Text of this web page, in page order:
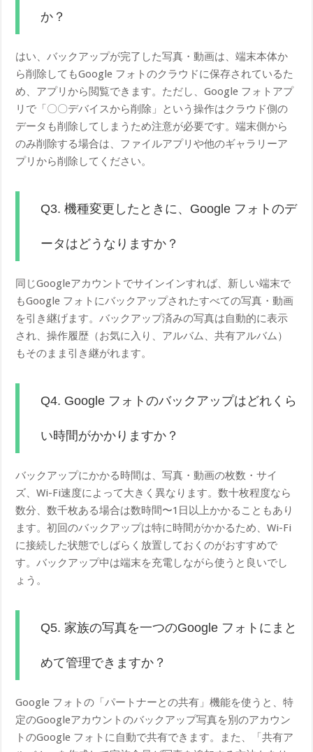
か？
はい、バックアップが完了した写真・動画は、端末本体か
ら削除してもGoogle フォトのクラウドに保存されているた
め、アプリから閲覧できます。ただし、Google フォトアプ
リで「〇〇デバイスから削除」という操作はクラウド側の
データも削除してしまうため注意が必要です。端末側から
のみ削除する場合は、ファイルアプリや他のギャラリーア
プリから削除してください。
Q3. 機種変更したときに、Google フォトのデ
ータはどうなりますか？
同じGoogleアカウントでサインインすれば、新しい端末で
もGoogle フォトにバックアップされたすべての写真・動画
を引き継げます。バックアップ済みの写真は自動的に表示
され、操作履歴（お気に入り、アルバム、共有アルバム）
もそのまま引き継がれます。
Q4. Google フォトのバックアップはどれくら
い時間がかかりますか？
バックアップにかかる時間は、写真・動画の枚数・サイ
ズ、Wi-Fi速度によって大きく異なります。数十枚程度なら
数分、数千枚ある場合は数時間〜1日以上かかることもあり
ます。初回のバックアップは特に時間がかかるため、Wi-Fi
に接続した状態でしばらく放置しておくのがおすすめで
す。バックアップ中は端末を充電しながら使うと良いでし
ょう。
Q5. 家族の写真を一つのGoogle フォトにまと
めて管理できますか？
Google フォトの「パートナーとの共有」機能を使うと、特
定のGoogleアカウントのバックアップ写真を別のアカウン
トのGoogle フォトに自動で共有できます。また、「共有ア